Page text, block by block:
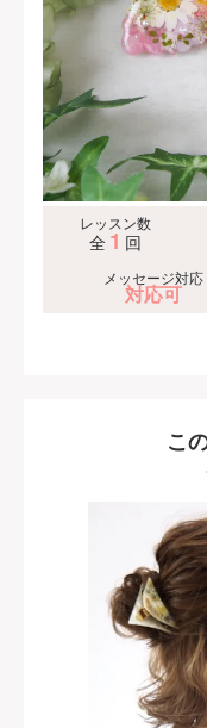
レッスン数
全 1 回
メッセージ対応
対応可
こ